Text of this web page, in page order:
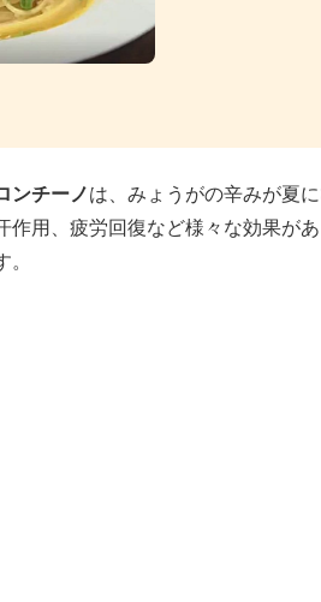
ンチーノは、みょうがの辛みが夏
作用、疲労回復など様々な効果が